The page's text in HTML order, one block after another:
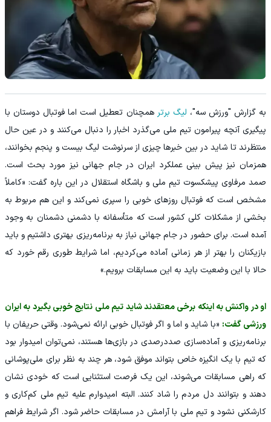
به گزارش "ورزش سه"، لیگ برتر همچنان تعطیل است اما فوتبال دوستان با
پیگیری آنچه پیرامون تیم ملی می‌گذرد اخبار را دنبال می‌کنند و در عین حال
منتظرند تا شاید در بین خبرها چیزی از سرنوشت لیگ بیست و پنجم بخوانند،
همزمان نیز پیش بینی عملکرد ایران در جام جهانی نیز مورد بحث است.
صمد مرفاوی پیشکسوت تیم ملی و باشگاه استقلال در این باره گفت: «کاملاً
مشخص است که فوتبال روزهای خوبی را سپری نمی‌کند و این هم مربوط به
بخشی از مشکلات کلی کشور است که متأسفانه با دشمنی دشمنان به وجود
آمده است. برای حضور در جام جهانی نیاز به برنامه‌ریزی بهتری داشتیم و باید
بازیکنان را بهتر از هر زمانی آماده می‌کردیم، اما شرایط طوری رقم خورد که
حالا با این وضعیت باید به این مسابقات برویم.»
او در واکنش به اینکه برخی معتقدند شاید تیم ملی نتایج خوبی بگیرد به ایران
ورزشی گفت: «با شاید و اما و اگر فوتبال خوبی ارائه نمی‌شود. وقتی حریفان با
برنامه‌ریزی و آماده‌سازی صددرصدی در بازی‌ها هستند، نمی‌توان امیدوار بود
که تیم با یک انگیزه خاص بتواند موفق شود، هر چند به نظر برای ملی‌پوشانی
که راهی مسابقات می‌شوند، این یک فرصت استثنایی است که خودی نشان
دهند و بتوانند دل مردم را شاد کنند. البته امیدوارم علیه تیم ملی کم‌کاری و
کارشکنی نشود و تیم ملی با آرامش در مسابقات حاضر شود. اگر شرایط فراهم